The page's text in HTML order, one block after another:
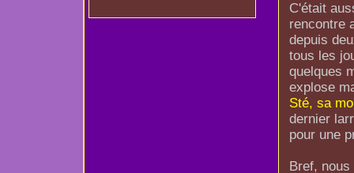
C'était
rencontre
depuis
tous les
quelques
explose
Sté, sa
dernier
pour une
Bref,